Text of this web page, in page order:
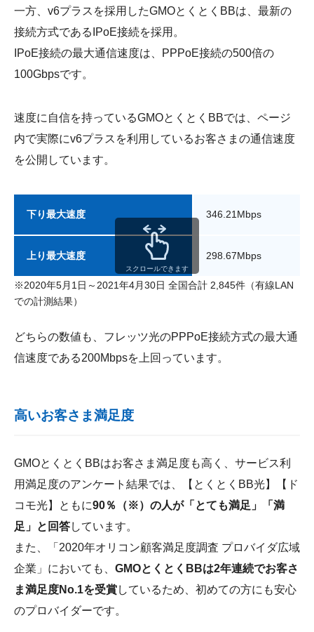
一方、v6プラスを採用したGMOとくとくBBは、最新の
接続方式であるIPoE接続を採用。
IPoE接続の最大通信速度は、PPPoE接続の500倍の
100Gbpsです。
速度に自信を持っているGMOとくとくBBでは、ページ
内で実際にv6プラスを利用しているお客さまの通信速度
を公開しています。
下り最大速度 346.21Mbps
上り最大速度 298.67Mbps
スクロールできます
※2020年5月1日～2021年4月30日 全国合計 2,845件（有線LAN
での計測結果）
どちらの数値も、フレッツ光のPPPoE接続方式の最大通
信速度である200Mbpsを上回っています。
高いお客さま満足度
GMOとくとくBBはお客さま満足度も高く、サービス利
用満足度のアンケート結果では、【とくとくBB光】【ド
コモ光】ともに90％（※）の人が「とても満足」「満
足」と回答しています。
また、「2020年オリコン顧客満足度調査 プロバイダ広域
企業」においても、 GMOとくとくBBは2年連続でお客さ
ま満足度No.1を受賞しているため、初めての方にも安心
のプロバイダーです。